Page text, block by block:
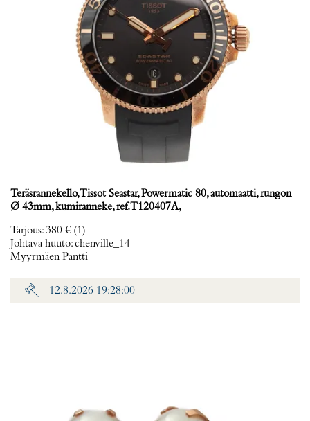
Teräsrannekello, Tissot Seastar, Powermatic 80, automaatti, rungon
Ø 43mm, kumiranneke, ref. T120407A,
Tarjous:380 € (1)
Johtava huuto:chenville_14
Myyrmäen Pantti
12.8.2026 19:28:00